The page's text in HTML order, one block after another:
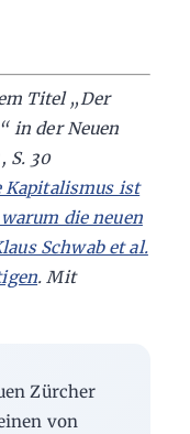
Titel „Der
in der Neuen
S. 30
Kapitalismus ist
die neuen
Schwab et al.
. Mit
Zürcher
von